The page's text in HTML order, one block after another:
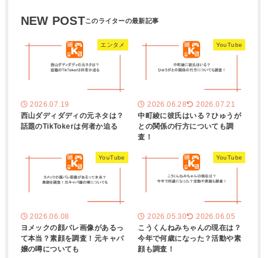
NEW POST
エンタメ
2026.07.19
西山ダディダディの元ネタは？
話題のTikTokerは何者か迫る
YouTube
2026.06.28 2026.07.21
中町綾に彼氏はいる？ひゅうが
との関係の行方についても調
査！
YouTube
2026.06.08
ヨメックの顔バレ画像があるっ
て本当？素顔を調査！元キャバ
嬢の噂についても
YouTube
2026.05.30 2026.06.05
こうくんねみちゃんの現在は？
今年で何歳になった？活動や素
顔も調査！